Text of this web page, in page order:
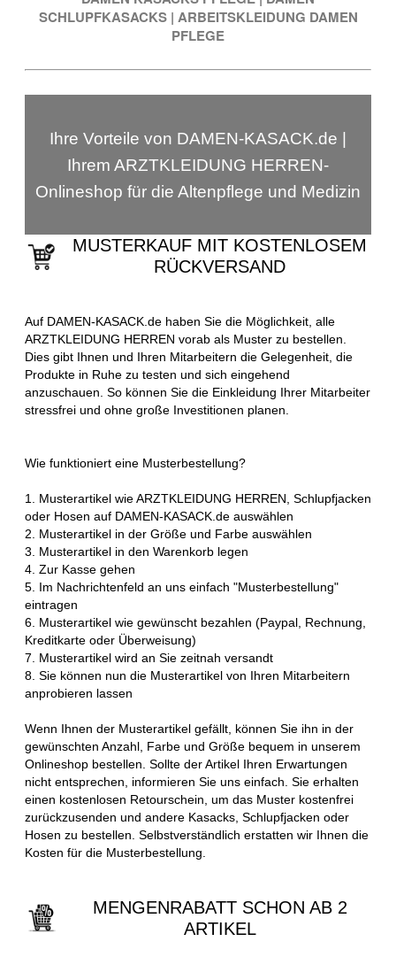
SCHLUPFKASACKS | ARBEITSKLEIDUNG DAMEN
PFLEGE
Ihre Vorteile von DAMEN-KASACK.de |
Ihrem ARZTKLEIDUNG HERREN-
Onlineshop für die Altenpflege und Medizin
MUSTERKAUF MIT KOSTENLOSEM
RÜCKVERSAND
Auf DAMEN-KASACK.de haben Sie die Möglichkeit, alle
ARZTKLEIDUNG HERREN vorab als Muster zu bestellen.
Dies gibt Ihnen und Ihren Mitarbeitern die Gelegenheit, die
Produkte in Ruhe zu testen und sich eingehend
anzuschauen. So können Sie die Einkleidung Ihrer Mitarbeiter
stressfrei und ohne große Investitionen planen.
Wie funktioniert eine Musterbestellung?
1. Musterartikel wie ARZTKLEIDUNG HERREN, Schlupfjacken
oder Hosen auf DAMEN-KASACK.de auswählen
2. Musterartikel in der Größe und Farbe auswählen
3. Musterartikel in den Warenkorb legen
4. Zur Kasse gehen
5. Im Nachrichtenfeld an uns einfach "Musterbestellung"
eintragen
6. Musterartikel wie gewünscht bezahlen (Paypal, Rechnung,
Kreditkarte oder Überweisung)
7. Musterartikel wird an Sie zeitnah versandt
8. Sie können nun die Musterartikel von Ihren Mitarbeitern
anprobieren lassen
Wenn Ihnen der Musterartikel gefällt, können Sie ihn in der
gewünschten Anzahl, Farbe und Größe bequem in unserem
Onlineshop bestellen. Sollte der Artikel Ihren Erwartungen
nicht entsprechen, informieren Sie uns einfach. Sie erhalten
einen kostenlosen Retourschein, um das Muster kostenfrei
zurückzusenden und andere Kasacks, Schlupfjacken oder
Hosen zu bestellen. Selbstverständlich erstatten wir Ihnen die
Kosten für die Musterbestellung.
MENGENRABATT SCHON AB 2
ARTIKEL